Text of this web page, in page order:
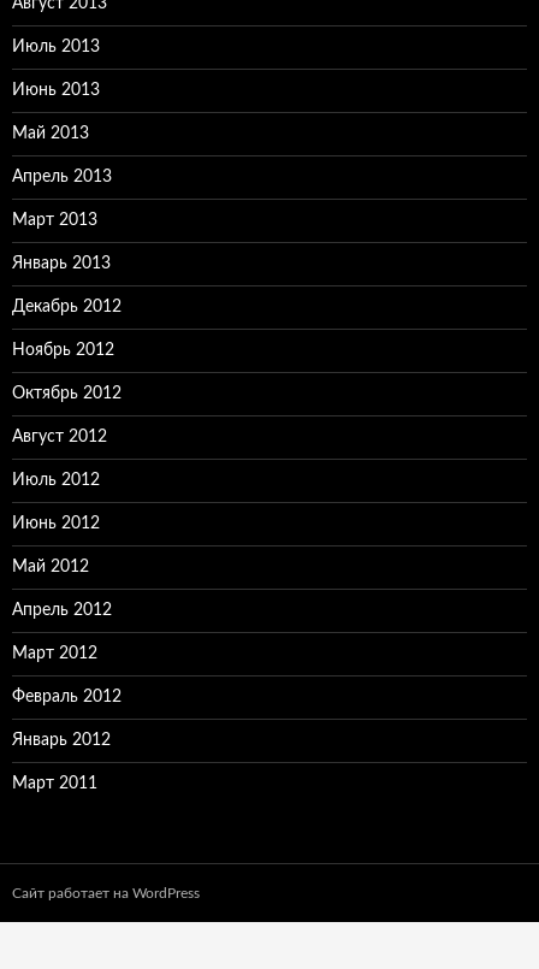
Август 2013
Июль 2013
Июнь 2013
Май 2013
Апрель 2013
Март 2013
Январь 2013
Декабрь 2012
Ноябрь 2012
Октябрь 2012
Август 2012
Июль 2012
Июнь 2012
Май 2012
Апрель 2012
Март 2012
Февраль 2012
Январь 2012
Март 2011
Сайт работает на WordPress